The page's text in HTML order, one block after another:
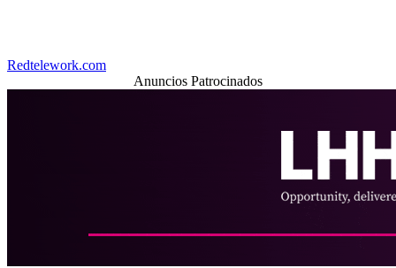
Redtelework.com
Anuncios Patrocinados